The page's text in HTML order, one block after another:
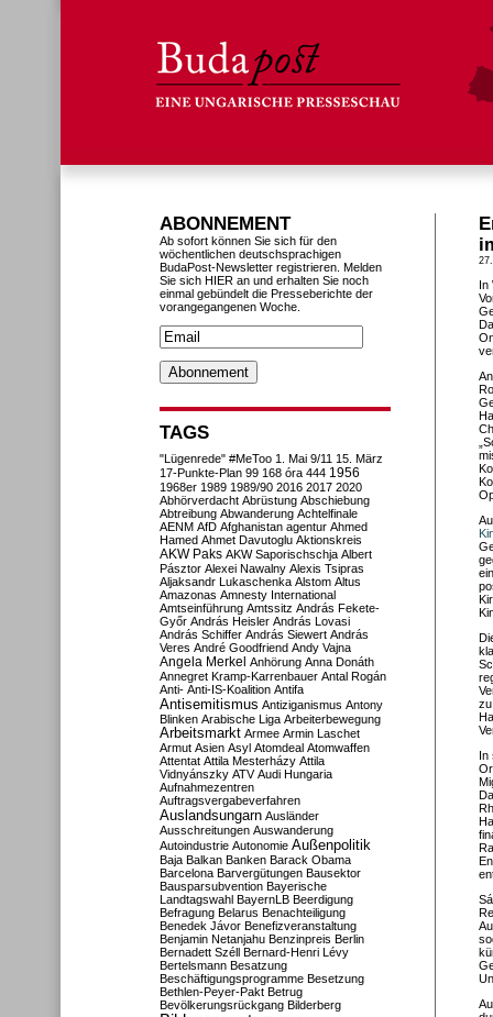
In
In
ABONNEMENT
Ab sofort können Sie sich für den
wöchentlichen deutschsprachigen
BudaPost-Newsletter registrieren. Melden
Sie sich HIER an und erhalten Sie noch
einmal gebündelt die Presseberichte der
vorangegangenen Woche.
TAGS
"Lügenrede" #MeToo 1. Mai 9/11 15. März
17-Punkte-Plan 99 168 óra 444 1956
1968er 1989 1989/90 2016 2017 2020
Abhörverdacht Abrüstung Abschiebung
Abtreibung Abwanderung Achtelfinale
AENM AfD Afghanistan agentur Ahmed
Hamed Ahmet Davutoglu Aktionskreis
AKW Paks AKW Saporischschja Albert
Pásztor Alexei Nawalny Alexis Tsipras
Aljaksandr Lukaschenka Alstom Altus
Amazonas Amnesty International
Amtseinführung Amtssitz András Fekete-
Győr András Heisler András Lovasi
András Schiffer András Siewert András
Veres André Goodfriend Andy Vajna
Angela Merkel Anhörung Anna Donáth
Annegret Kramp-Karrenbauer Antal Rogán
Anti- Anti-IS-Koalition Antifa
Antisemitismus Antiziganismus Antony
Blinken Arabische Liga Arbeiterbewegung
Arbeitsmarkt Armee Armin Laschet
Armut Asien Asyl Atomdeal Atomwaffen
Attentat Attila Mesterházy Attila
Vidnyánszky ATV Audi Hungaria
Aufnahmezentren
Auftragsvergabeverfahren
Auslandsungarn Ausländer
Ausschreitungen Auswanderung
Autoindustrie Autonomie Außenpolitik
Baja Balkan Banken Barack Obama
Barcelona Barvergütungen Bausektor
Bausparsubvention Bayerische
Landtagswahl BayernLB Beerdigung
Befragung Belarus Benachteiligung
Benedek Jávor Benefizveranstaltung
Benjamin Netanjahu Benzinpreis Berlin
Bernadett Széll Bernard-Henri Lévy
Bertelsmann Besatzung
Beschäftigungsprogramme Besetzung
Bethlen-Peyer-Pakt Betrug
Bevölkerungsrückgang Bilderberg